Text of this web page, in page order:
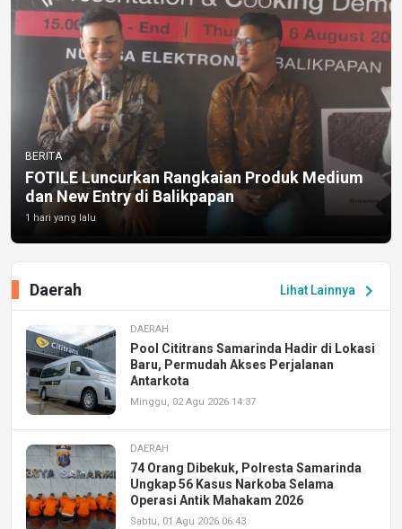
BERITA
FOTILE Luncurkan Rangkaian Produk Medium
dan New Entry di Balikpapan
1 hari yang lalu
Lihat Lainnya chevron_right
Daerah
DAERAH
Pool Cititrans Samarinda Hadir di Lokasi
Baru, Permudah Akses Perjalanan
Antarkota
Minggu, 02 Agu 2026 14:37
DAERAH
74 Orang Dibekuk, Polresta Samarinda
Ungkap 56 Kasus Narkoba Selama
Operasi Antik Mahakam 2026
Sabtu, 01 Agu 2026 06:43